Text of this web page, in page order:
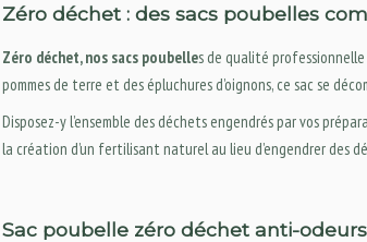
Zéro déchet : des sacs poubelles
Zéro déchet, nos sacs poubelles de qualité professionnelle
pommes de terre et des épluchures d’oignons, ce sac se
Disposez-y l’ensemble des déchets engendrés par vos
la création d’un fertilisant naturel au lieu d’engendrer des
Sac poubelle zéro déchet anti-odeurs